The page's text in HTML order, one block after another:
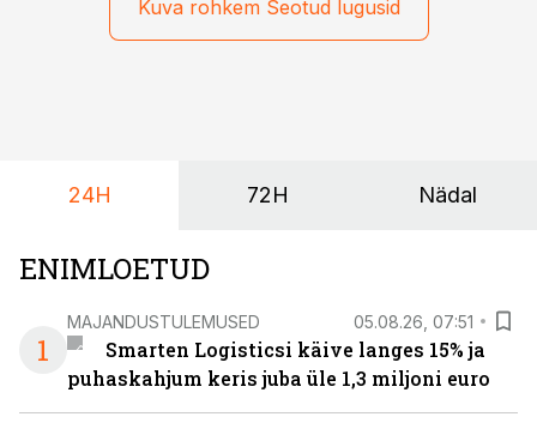
Kuva rohkem Seotud lugusid
24H 72H Nädal
ENIMLOETUD
1
MAJANDUSTULEMUSED 05.08.26, 07:51
Smarten Logisticsi käive langes 15% ja
puhaskahjum keris juba üle 1,3 miljoni euro